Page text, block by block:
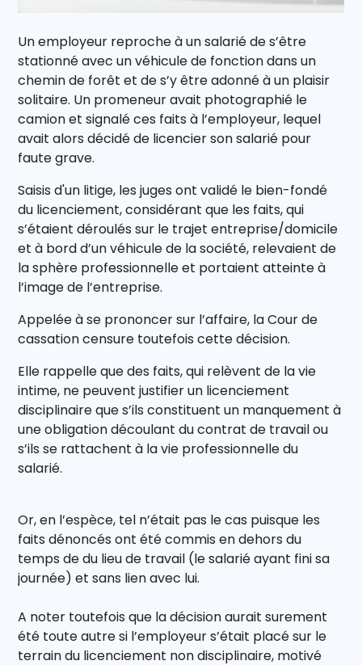
Un employeur reproche à un salarié de s’être
stationné avec un véhicule de fonction dans un
chemin de forêt et de s’y être adonné à un plaisir
solitaire. Un promeneur avait photographié le
camion et signalé ces faits à l’employeur, lequel
avait alors décidé de licencier son salarié pour
faute grave.
Saisis d'un litige, les juges ont validé le bien-fondé
du licenciement, considérant que les faits, qui
s’étaient déroulés sur le trajet entreprise/domicile
et à bord d’un véhicule de la société, relevaient de
la sphère professionnelle et portaient atteinte à
l’image de l’entreprise.
Appelée à se prononcer sur l’affaire, la Cour de
cassation censure toutefois cette décision.
Elle rappelle que des faits, qui relèvent de la vie
intime, ne peuvent justifier un licenciement
disciplinaire que s’ils constituent un manquement à
une obligation découlant du contrat de travail ou
s’ils se rattachent à la vie professionnelle du
salarié.
Or, en l’espèce, tel n’était pas le cas puisque les
faits dénoncés ont été commis en dehors du
temps de du lieu de travail (le salarié ayant fini sa
journée) et sans lien avec lui.
A noter toutefois que la décision aurait surement
été toute autre si l’employeur s’était placé sur le
terrain du licenciement non disciplinaire, motivé